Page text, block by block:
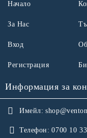
Начало
За Нас
Вход
Регистрация
Информация за
Имейл:
Телефон: 0700 10